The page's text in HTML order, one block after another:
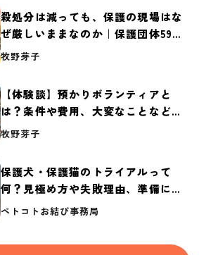
殺処分は減っても、保護の現場はな
ぜ厳しいままなのか｜保護団体59団
体の実態調査【保護犬・保護猫白書
牧野芽子
【体験談】預かりボランティアと
は？条件や費用、大変なことなど紹
介
牧野芽子
保護犬・保護猫のトライアルって
何？見極め方や失敗理由、準備に必
要なものを紹介
ペトコトお結び事務局